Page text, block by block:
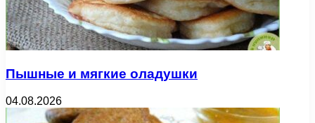
Пышные и мягкие оладушки
04.08.2026